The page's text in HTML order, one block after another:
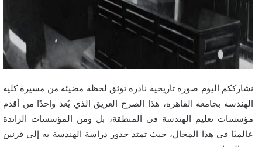
نشارككم اليوم صورة تاريخية نادرة توثق لحظة مضيئة من مسيرة كلية
الهندسة بجامعة القاهرة، هذا الصرح العريق الذي يُعد واحدًا من أقدم
مؤسسات تعليم الهندسة في المنطقة، بل ومن المؤسسات الرائدة
عالميًا في هذا المجال، حيث تمتد جذور دراسة الهندسة به إلى قرنين